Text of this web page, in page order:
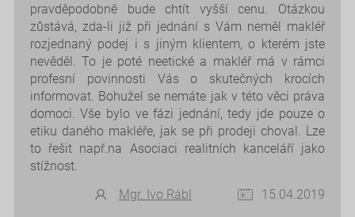
pravděpodobně bude chtít vyšší cenu. Otázkou
zůstává, zda-li již při jednání s Vám neměl makléř
rozjednaný podej i s jiným klientem, o kterém jste
nevěděl. To je poté neetické a makléř má v rámci
profesní povinnosti Vás o skutečných krocích
informovat. Bohužel se nemáte jak v této věci práva
domoci. Vše bylo ve fázi jednání, tedy jde pouze o
etiku daného makléře, jak se při prodeji choval. Lze
to řešit např.na Asociaci realitních kanceláří jako
stížnost.
Mgr. Ivo Rábl
15.04.2019